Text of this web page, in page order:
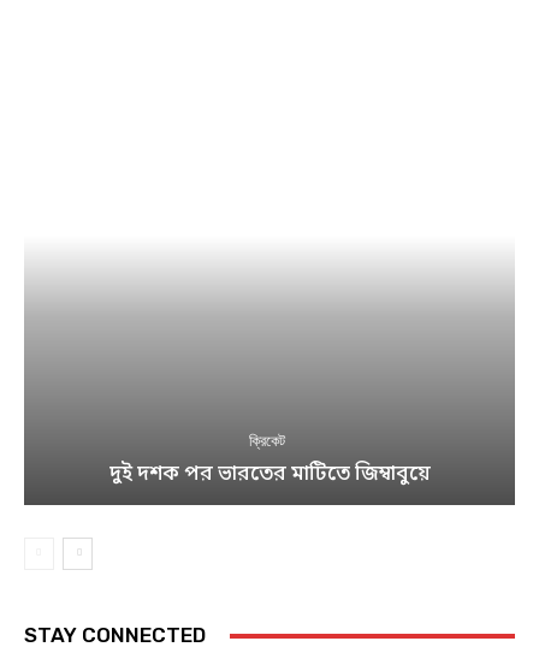
ক্রিকেট
দুই দশক পর ভারতের মাটিতে জিম্বাবুয়ে
STAY CONNECTED